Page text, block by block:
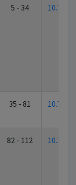
5 - 34
35 - 81
82 - 112